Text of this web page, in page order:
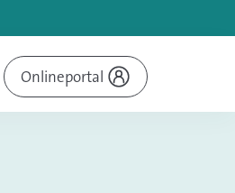
Onlineportal